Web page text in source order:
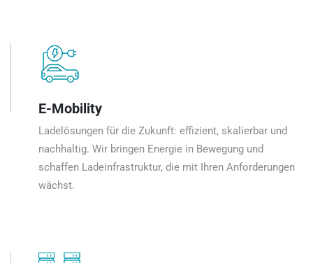
E-Mobility
Ladelösungen für die Zukunft: effizient, skalierbar und
nachhaltig. Wir bringen Energie in Bewegung und
schaffen Ladeinfrastruktur, die mit Ihren Anforderungen
wächst.